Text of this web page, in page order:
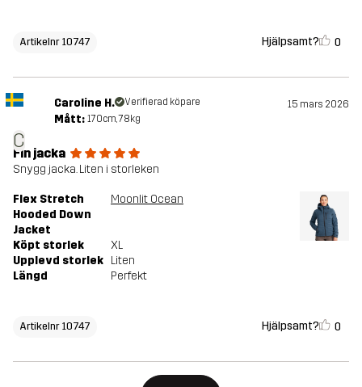
Artikelnr 10747 Hjälpsamt? 0
C
Caroline H. Verifierad köpare 15 mars 2026
Mått: 170cm, 78kg
Fin jacka
Snygg jacka. Liten i storleken
Flex Stretch
Hooded Down
Jacket
Moonlit Ocean
Köpt storlek
XL
Upplevd storlek Liten
Längd
Perfekt
Artikelnr 10747 Hjälpsamt? 0